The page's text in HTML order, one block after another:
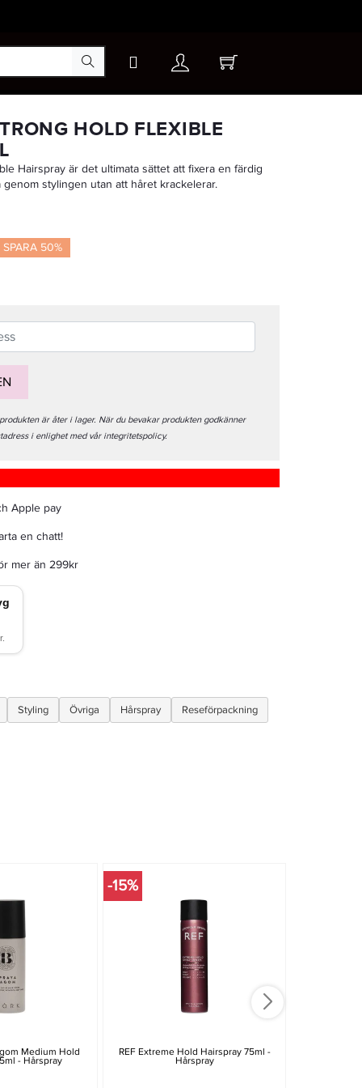
HOLD FLEXIBLE
Hairspray är det ultimata sättet att fixera en färdig
stylingen utan att håret krackelerar.
SPARA 50%
är åter i lager. När du bevakar produkten godkänner
i enlighet med vår integritetspolicy.
Apple pay
en chatt!
mer än 299kr
Styling Övriga Hårspray
Reseförpackning
Medium Hold
- Hårspray
-15%
REF Extreme Hold Hairspray 75ml -
Hårspray